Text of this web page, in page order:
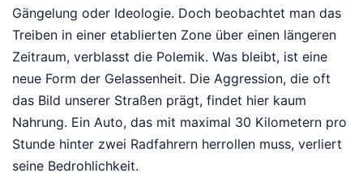
Gängelung oder Ideologie. Doch beobachtet man das
Treiben in einer etablierten Zone über einen längeren
Zeitraum, verblasst die Polemik. Was bleibt, ist eine
neue Form der Gelassenheit. Die Aggression, die oft
das Bild unserer Straßen prägt, findet hier kaum
Nahrung. Ein Auto, das mit maximal 30 Kilometern pro
Stunde hinter zwei Radfahrern herrollen muss, verliert
seine Bedrohlichkeit.